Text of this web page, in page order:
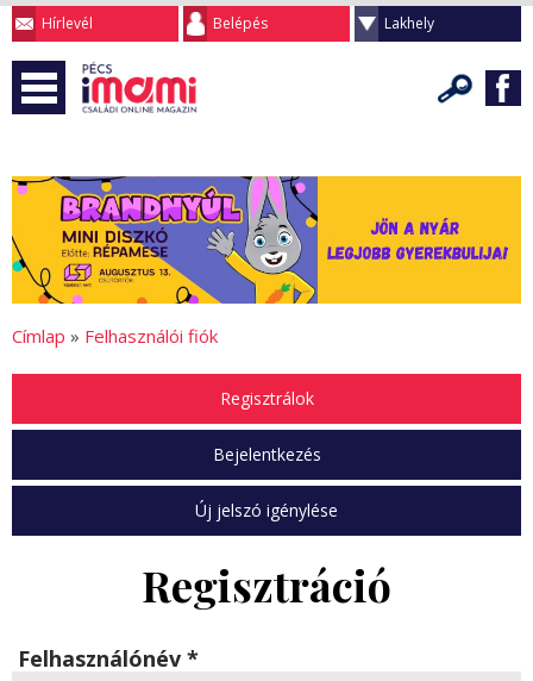
Hírlevél Belépés Lakhely
Címlap » Felhasználói fiók
Regisztrálok
Bejelentkezés
Új jelszó igénylése
Regisztráció
Felhasználónév *